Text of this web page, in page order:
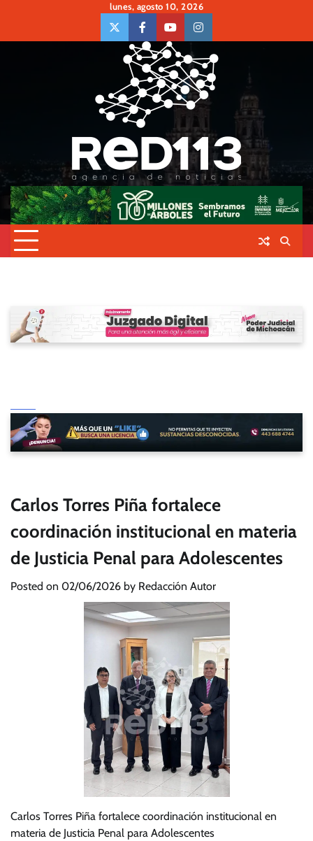
content
lunes, agosto 10, 2026
twiter Face Youtubeinsta
Carlos Torres Piña fortalece
coordinación institucional en materia
de Justicia Penal para Adolescentes
Posted on 02/06/2026 by Redacción Autor
Carlos Torres Piña fortalece coordinación institucional en
materia de Justicia Penal para Adolescentes